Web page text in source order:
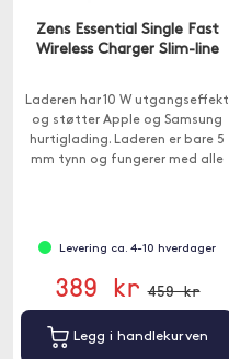
Zens Essential Single Fast
Wireless Charger Slim-line
Laderen har 10 W utgangseffekt
og støtter Apple og Samsung
hurtiglading. Laderen er bare 5
mm tynn og fungerer med alle
Levering ca. 4-10 hverdager
389 kr 459 kr
Legg i handlekurven